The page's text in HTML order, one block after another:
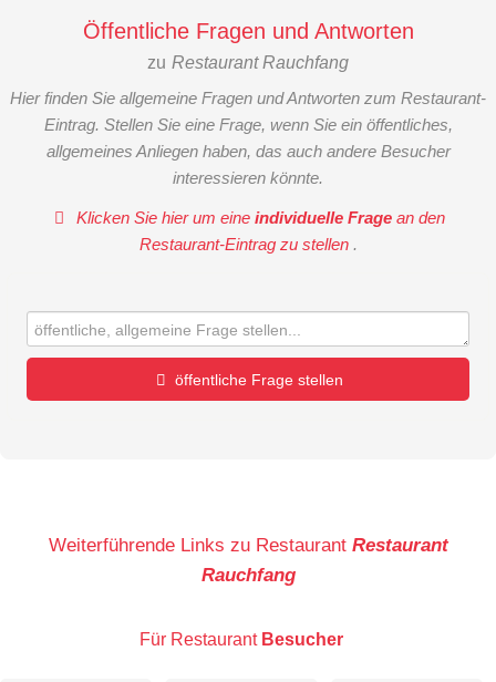
Öffentliche Fragen und Antworten
zu Restaurant Rauchfang
Hier finden Sie allgemeine Fragen und Antworten zum Restaurant-
Eintrag. Stellen Sie eine Frage, wenn Sie ein öffentliches,
allgemeines Anliegen haben, das auch andere Besucher
interessieren könnte.
Klicken Sie hier um eineindividuelle Frage an den
Restaurant-Eintrag zu stellen .
öffentliche Frage stellen
Weiterführende Links zu Restaurant Restaurant
Rauchfang
Für Restaurant Besucher